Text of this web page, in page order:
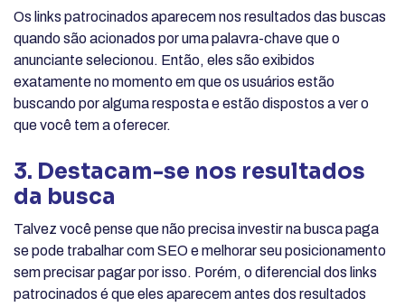
Os links patrocinados aparecem nos resultados das buscas
quando são acionados por uma palavra-chave que o
anunciante selecionou. Então, eles são exibidos
exatamente no momento em que os usuários estão
buscando por alguma resposta e estão dispostos a ver o
que você tem a oferecer.
3. Destacam-se nos resultados
da busca
Talvez você pense que não precisa investir na busca paga
se pode trabalhar com SEO e melhorar seu posicionamento
sem precisar pagar por isso. Porém, o diferencial dos links
patrocinados é que eles aparecem antes dos resultados